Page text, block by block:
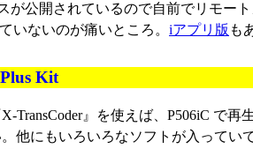
が公開されているので自前でリモー
いないのが痛いところ。 iアプリ版 も
Kit
TransCoder』を使えば、P506iC で再
他にもいろいろなソフトが入ってい